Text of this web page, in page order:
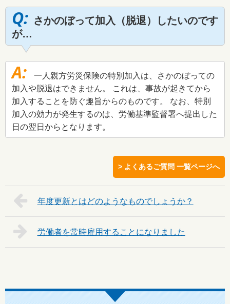
さかのぼって加入（脱退）したいのです
が…
一人親方労災保険の特別加入は、さかのぼっての
加入や脱退はできません。 これは、事故が起きてから
加入することを防ぐ趣旨からのものです。 なお、特別
加入の効力が発生するのは、労働基準監督署へ提出した
日の翌日からとなります。
> よくあるご質問 一覧ページへ
年度更新とはどのようなものでしょうか？
労働者を常時雇用することになりました